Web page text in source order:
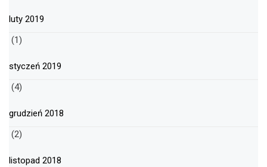
luty 2019
(1)
styczeń 2019
(4)
grudzień 2018
(2)
listopad 2018